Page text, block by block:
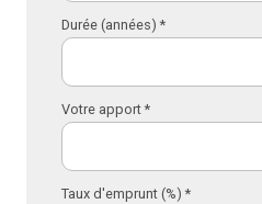
Durée (années) *
Votre apport *
Taux d'emprunt (%) *